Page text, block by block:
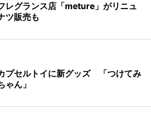
レグランス店「meture」がリニュ
ツ販売も
プセルトイに新グッズ 「つけてみ
ゃん」